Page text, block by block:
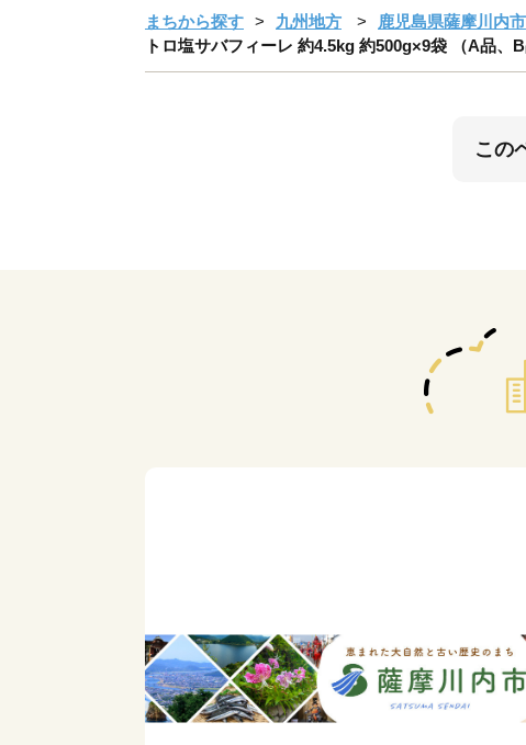
まちから探す 九州地方 鹿児島県薩摩川内市
トロ塩サバフィーレ 約4.5kg 約500g×9袋 （A品
この